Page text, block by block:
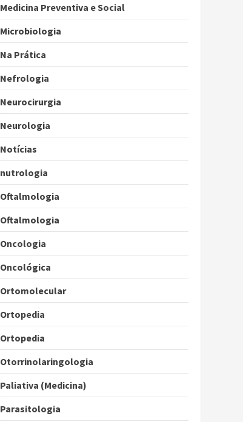
Medicina Preventiva e Social
Microbiologia
Na Prática
Nefrologia
Neurocirurgia
Neurologia
Notícias
nutrologia
Oftalmologia
Oftalmologia
Oncologia
Oncológica
Ortomolecular
Ortopedia
Ortopedia
Otorrinolaringologia
Paliativa (Medicina)
Parasitologia